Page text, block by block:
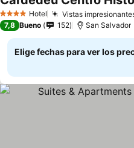
4 EstrellasHotel Vistas
7,8 Bueno 152 San Salvador
Elige fechas para ver los